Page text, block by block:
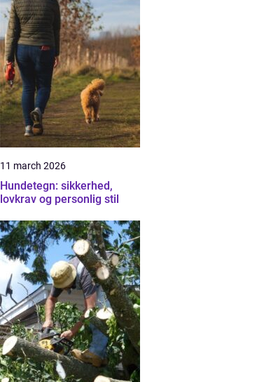
11 march 2026
Hundetegn: sikkerhed,
lovkrav og personlig stil